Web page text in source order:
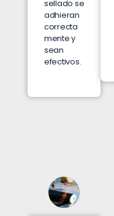
sellado se
adhieran
correcta
mente y
sean
efectivos.